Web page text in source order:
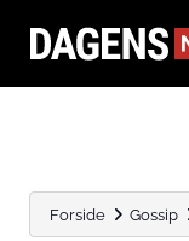
Forside Gossip